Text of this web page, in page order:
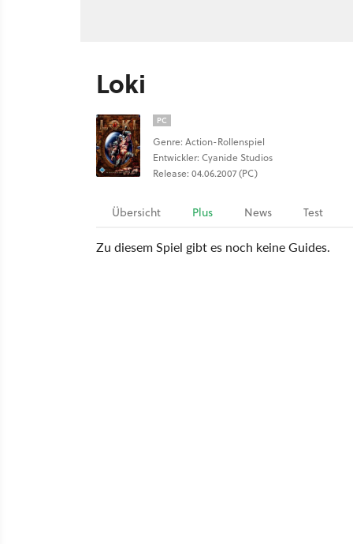
Loki
PC
Genre: Action-Rollenspiel
Entwickler: Cyanide Studios
Release: 04.06.2007 (PC)
Übersicht Plus News Test
Zu diesem Spiel gibt es noch keine Guides.